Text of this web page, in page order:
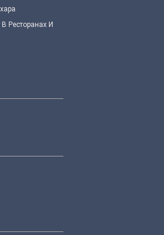
Ресторанах И